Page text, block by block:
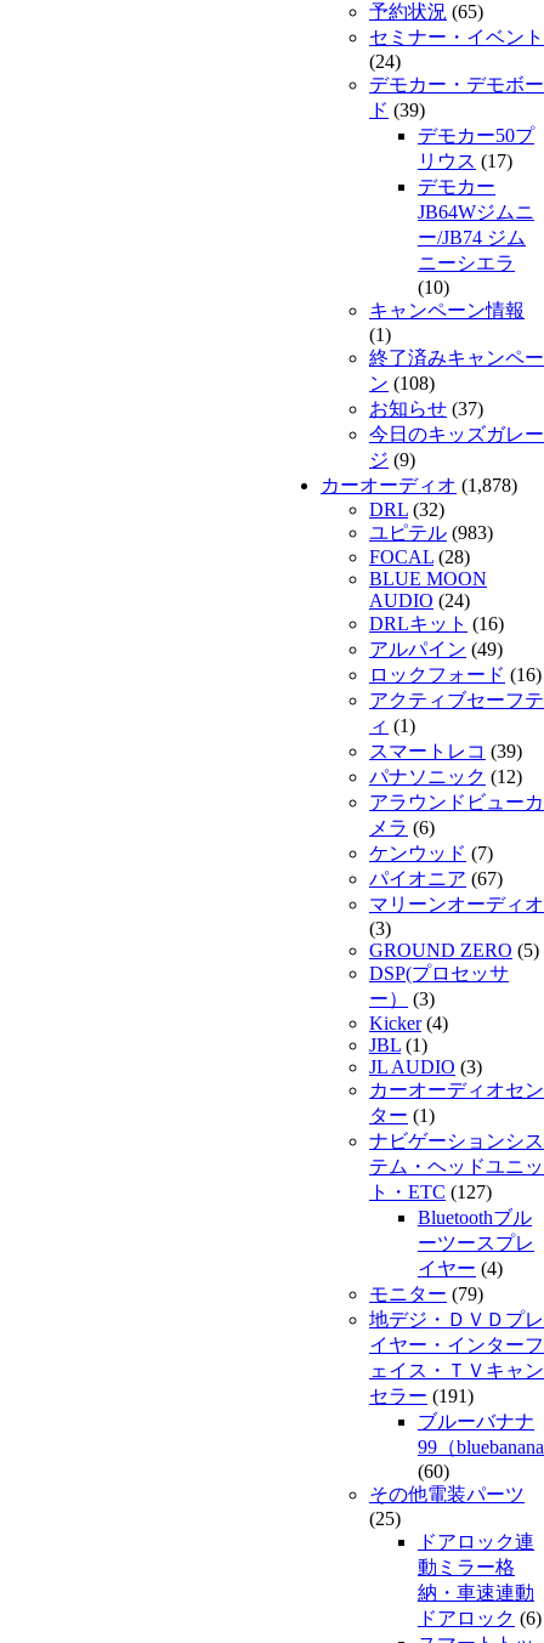
予約状況 (65)
セミナー・イベント
(24)
デモカー・デモボー
ド (39)
デモカー50プ
リウス (17)
デモカー
JB64Wジムニ
ー/JB74 ジム
ニーシエラ
(10)
キャンペーン情報
(1)
終了済みキャンペー
ン (108)
お知らせ (37)
今日のキッズガレー
ジ (9)
カーオーディオ (1,878)
DRL (32)
ユピテル (983)
FOCAL (28)
BLUE MOON
AUDIO (24)
DRLキット (16)
アルパイン (49)
ロックフォード (16)
アクティブセーフテ
ィ (1)
スマートレコ (39)
パナソニック (12)
アラウンドビューカ
メラ (6)
ケンウッド (7)
パイオニア (67)
マリーンオーディオ
(3)
GROUND ZERO (5)
DSP(プロセッサ
ー）
(3)
Kicker(4)
JBL (1)
JL AUDIO (3)
カーオーディオセン
ター (1)
ナビゲーションシス
テム・ヘッドユニッ
ト・ETC (127)
Bluetoothブル
ーツースプレ
イヤー (4)
モニター (79)
地デジ・ＤＶＤプレ
イヤー・インターフ
ェイス・ＴＶキャン
セラー (191)
ブルーバナナ
99（
(60)
その他電装パーツ
(25)
ドアロック連
動ミラー格
納・車速連動
ドアロック (6)